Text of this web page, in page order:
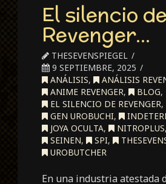
El silencio de
Revenger…
THESEVENSPIEGEL
9 SEPTIEMBRE, 2025
ANÁLISIS, ANÁLISIS
ANIME REVENGER, BLOG,
EL SILENCIO DE REVENGER,
GEN UROBUCHI,
JOYA OCULTA, NITROPLUS
SEINEN, SPI,
UROBUTCHER
En una industria atestada